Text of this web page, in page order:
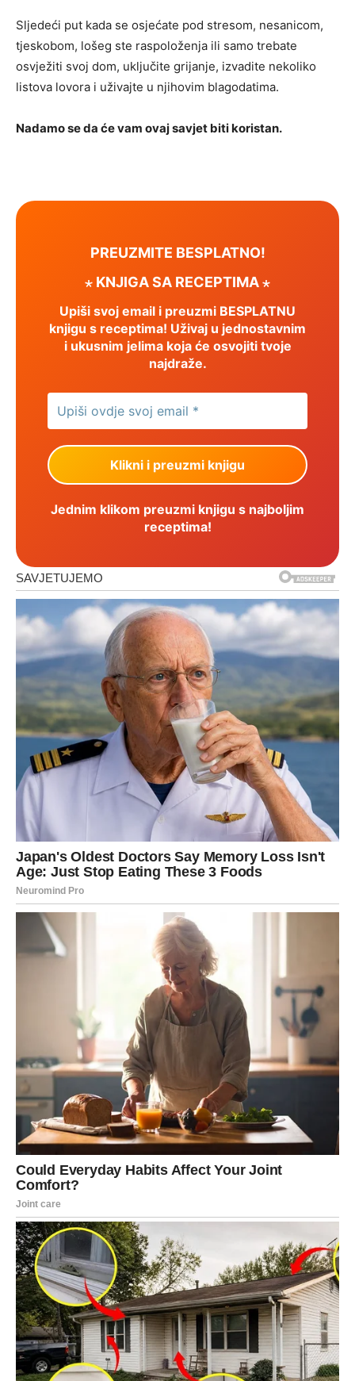
Sljedeći put kada se osjećate pod stresom, nesanicom,
tjeskobom, lošeg ste raspoloženja ili samo trebate
osvježiti svoj dom, uključite grijanje, izvadite nekoliko
listova lovora i uživajte u njihovim blagodatima.
Nadamo se da će vam ovaj savjet biti koristan.
PREUZMITE BESPLATNO!
⋆ KNJIGA SA RECEPTIMA ⋆
Upiši svoj email i preuzmi BESPLATNU
knjigu s receptima! Uživaj u jednostavnim
i ukusnim jelima koja će osvojiti tvoje
najdraže.
Jednim klikom preuzmi knjigu s najboljim
receptima!